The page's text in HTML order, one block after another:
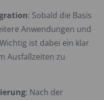
: Sobald die Basis
Anwendungen und
ist dabei ein klar
Ausfallzeiten zu
: Nach der